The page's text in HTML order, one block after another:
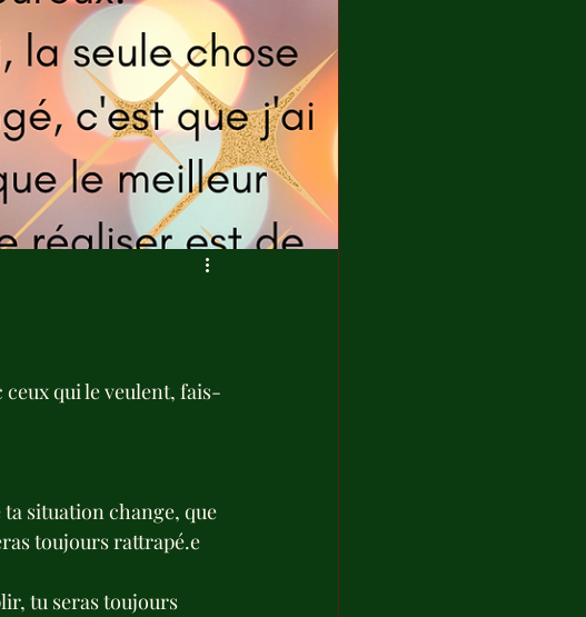
qui le veulent, fais-
situation change, que
toujours rattrapé.e
tu seras toujours